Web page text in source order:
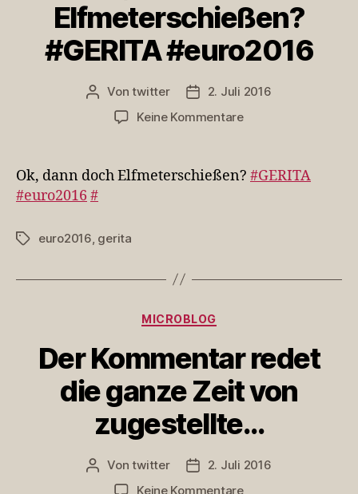
Elfmeterschießen?
#GERITA #euro2016
Beitragsautor
Vontwitter Veröffentlichungsdatum
2. Juli 2016
Keine Kommentarezu
doch
Elfmeterschießen?
Ok, dann doch Elfmeterschießen? #GERITA
#euro2016 #
Schlagwörter
euro2016 gerita
Kategorien
MICROBLOG
Der Kommentar redet
die ganze Zeit von
zugestellte…
Beitragsautor
Vontwitter Veröffentlichungsdatum
2. Juli 2016
Keine Kommentarezu